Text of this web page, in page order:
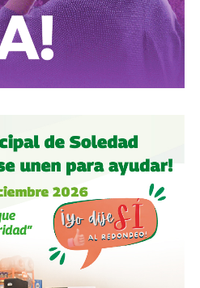
pero háganlo bien, y no
por centrarse solo en
entrando a un parque
accidentes en una calle, de una
del estado.
apresuren por hacer cosas
electoral, échenle ganas y
tiempos, informen
de las vialidades.